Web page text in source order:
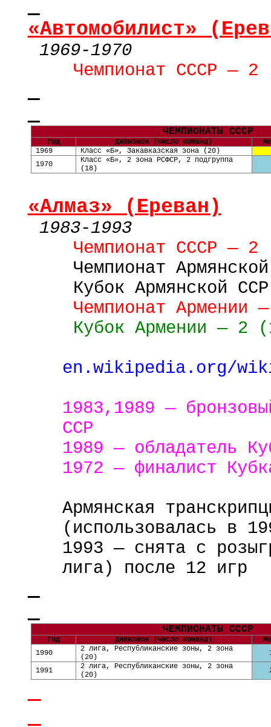
«Автомобилист»
1969-1970
Чемпионат СССР — 2
ЧЕМПИОНАТЫ СССР
Год Дивизион (число команд)
1969
Класс «Б», Закавказская зона (20)
1970
Класс «Б», 2 зона РСФСР, 2 подгруппа
(18)
«Алмаз» (Ереван)
1983-1993
Чемпионат СССР — 2
Чемпионат
КубокАрмянской
Чемпионат Армении
Кубок Армении — 2
en.wikipedia.org/
1983,1989 —
ССР
1989 — обладатель
1972 — финалист
Армянская
(использовалась в
1993 — снята с
лига) после 12 игр
ЧЕМПИОНАТЫ СССР
Год Дивизион (число команд)
1990
2 лига, Республиканские зоны, 2 зона
(20)
1991
2 лига, Республиканские зоны, 2 зона
(20)